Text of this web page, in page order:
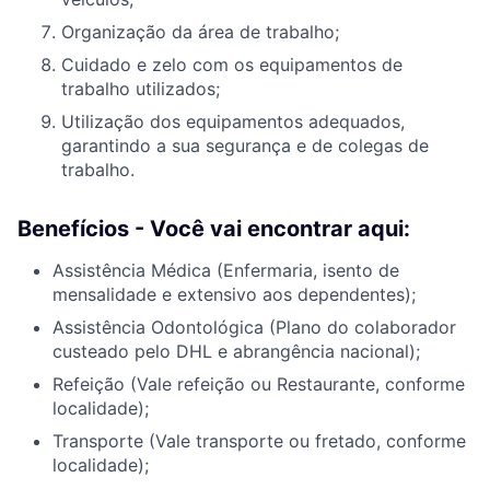
Organização da área de trabalho;
Cuidado e zelo com os equipamentos de
trabalho utilizados;
Utilização dos equipamentos adequados,
garantindo a sua segurança e de colegas de
trabalho.
Benefícios - Você vai encontrar aqui:
Assistência Médica (Enfermaria, isento de
mensalidade e extensivo aos dependentes);
Assistência Odontológica (Plano do colaborador
custeado pelo DHL e abrangência nacional);
Refeição (Vale refeição ou Restaurante, conforme
localidade);
Transporte (Vale transporte ou fretado, conforme
localidade);